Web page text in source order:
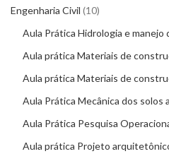
Engenharia Civil 10
Aula Prática Hidrologia e manejo
Aula prática Materiais de
Aula prática Materiais de
Aula Prática Mecânica dos solos
Aula Prática Pesquisa
Aula prática Projeto